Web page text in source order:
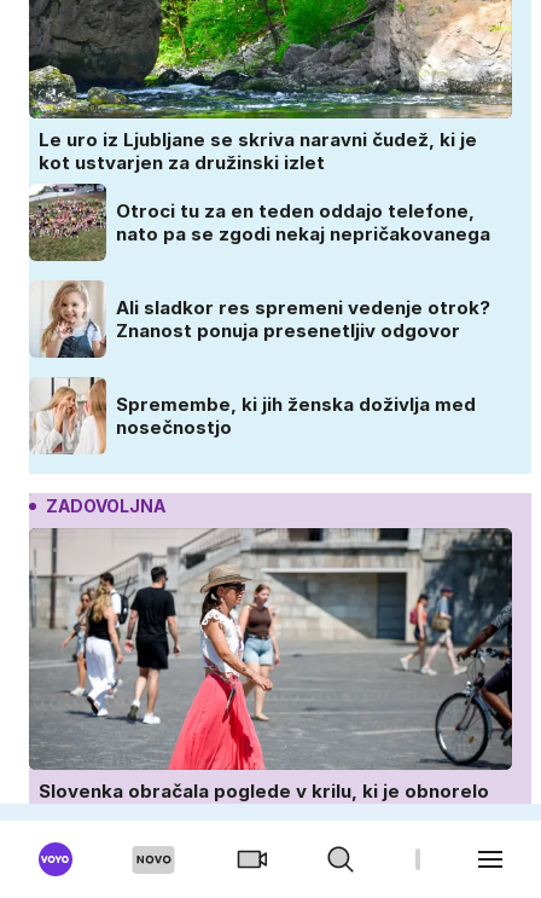
Le uro iz Ljubljane se skriva naravni čudež, ki je
kot ustvarjen za družinski izlet
Otroci tu za en teden oddajo telefone,
nato pa se zgodi nekaj nepričakovanega
Ali sladkor res spremeni vedenje otrok?
Znanost ponuja presenetljiv odgovor
Spremembe, ki jih ženska doživlja med
nosečnostjo
ZADOVOLJNA
Slovenka obračala poglede v krilu, ki je obnorelo
Dnevni horoskop: Bike čaka strasten